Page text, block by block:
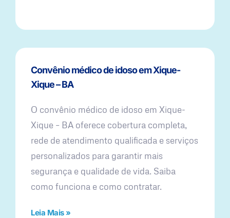
Convênio médico de idoso em Xique-
Xique – BA
O convênio médico de idoso em Xique-
Xique – BA oferece cobertura completa,
rede de atendimento qualificada e serviços
personalizados para garantir mais
segurança e qualidade de vida. Saiba
como funciona e como contratar.
Leia Mais »